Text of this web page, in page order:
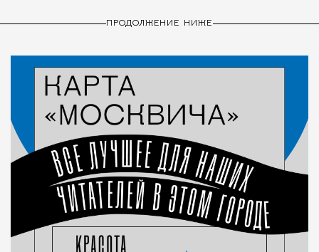
ПРОДОЛЖЕНИЕ НИЖЕ